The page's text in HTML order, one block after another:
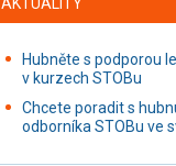
Hubněte s podporou
v kurzech STOBu
Chcete poradit s
odborníka STOBu ve